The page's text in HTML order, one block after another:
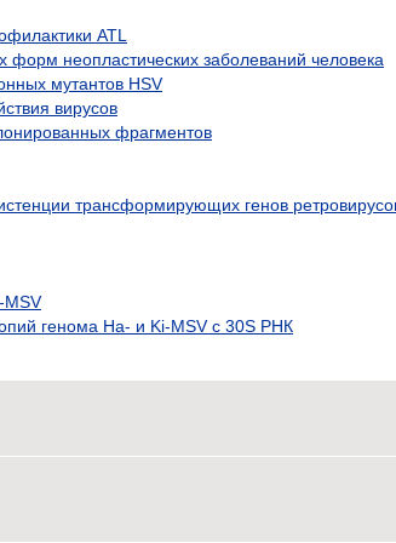
ATL
форм неопластических заболеваний человека
мутантов HSV
вирусов
фрагментов
трансформирующих генов
генома На- и Ki-MSV с 30S РНК